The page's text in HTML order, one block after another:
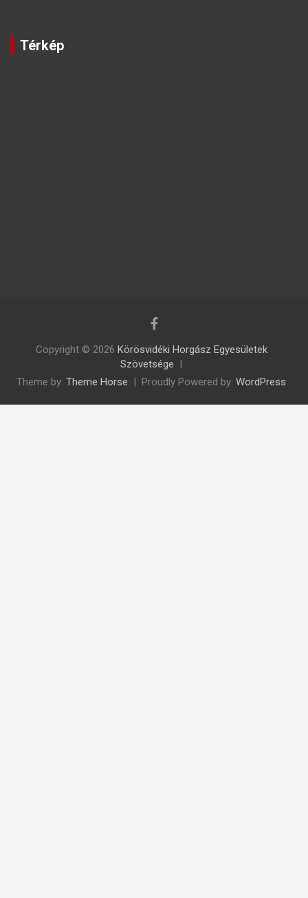
Térkép
Copyright © 2026 Körösvidéki Horgász Egyesületek
Szövetsége
Theme by: Theme Horse Proudly Powered by: WordPress